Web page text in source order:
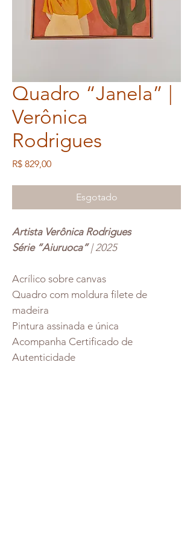
Quadro “Janela” |
Verônica
Rodrigues
R$ 829,00Preço
Esgotado
Artista Verônica Rodrigues
Série “Aiuruoca”| 2025
Acrílico sobre canvas
Quadro com moldura filete de
madeira
Pintura assinada e única
Acompanha Certificado de
Autenticidade